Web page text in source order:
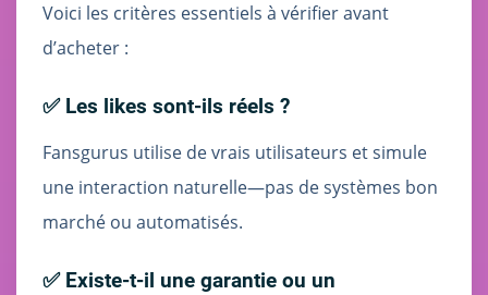
Voici les critères essentiels à vérifier avant
d’acheter :
✅ Les likes sont-ils réels ?
Fansgurus utilise de vrais utilisateurs et simule
une interaction naturelle—pas de systèmes bon
marché ou automatisés.
✅ Existe-t-il une garantie ou un